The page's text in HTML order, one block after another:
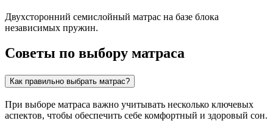
Двухсторонний семислойный матрас на базе блока
независимых пружин.
Советы по выбору матраса
Как правильно выбрать матрас?
При выборе матраса важно учитывать несколько ключевых
аспектов, чтобы обеспечить себе комфортный и здоровый сон.